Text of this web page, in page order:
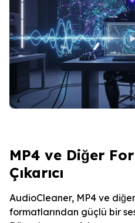
MP4 ve Diğer
Çıkarıcı
AudioCleaner, MP4 ve
formatlarından güçlü bir ses